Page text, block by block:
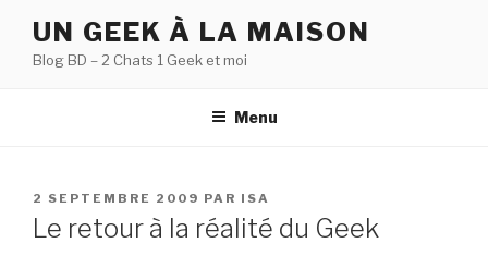
contenu
UN GEEK À LA MAISON
Blog BD – 2 Chats 1 Geek et moi
Menu
PUBLIÉ
LE
2 SEPTEMBRE 2009 PAR ISA
Le retour à la réalité du Geek